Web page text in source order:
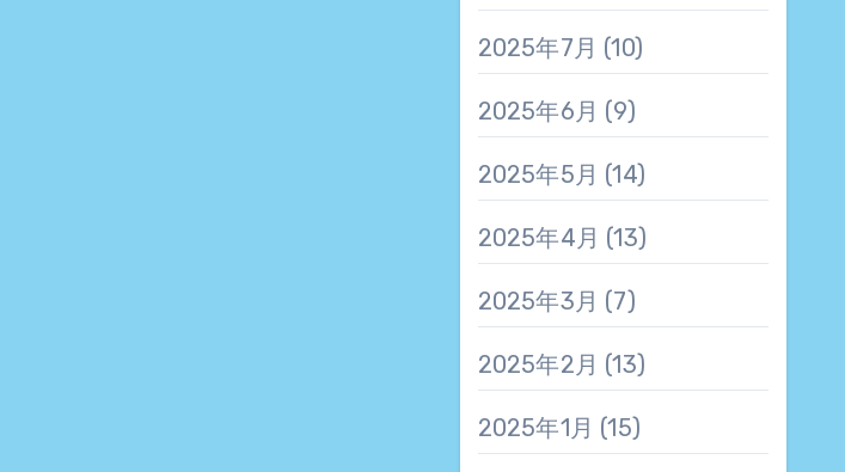
2025年7月 (10)
2025年6月 (9)
2025年5月 (14)
2025年4月 (13)
2025年3月 (7)
2025年2月 (13)
2025年1月 (15)